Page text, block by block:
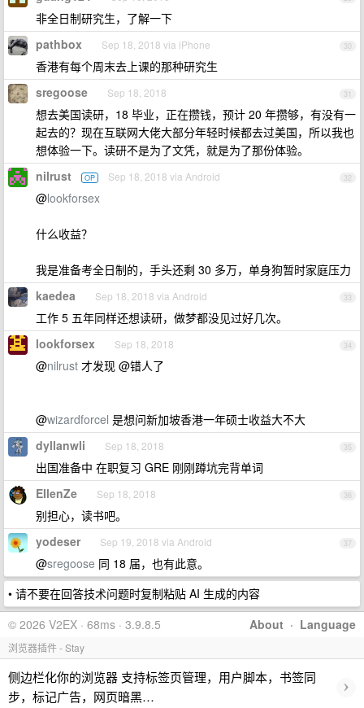
非全日制研究生，了解一下
30
pathbox Sep 18, 2018 via iPhone
香港有每个周末去上课的那种研究生
31
sregoose Sep 18, 2018
想去美国读研，18 毕业，正在攒钱，预计 20 年攒够，有没有一
起去的？现在互联网大佬大部分年轻时候都去过美国，所以我也
想体验一下。读研不是为了文凭，就是为了那份体验。
32
nilrust OP Sep 18, 2018 via Android
@lookforsex
什么收益？
我是准备考全日制的，手头还剩 30 多万，单身狗暂时家庭压力
33
kaedea Sep 18, 2018 via Android
工作 5 五年同样还想读研，做梦都没见过好几次。
34
lookforsex Sep 18, 2018
@nilrust 才发现 @错人了
@wizardforcel 是想问新加坡香港一年硕士收益大不大
35
dyllanwli Sep 18, 2018
出国准备中 在职复习 GRE 刚刚蹲坑完背单词
36
EIlenZe Sep 18, 2018
别担心，读书吧。
37
yodeser Sep 19, 2018 via Android
@sregoose 同 18 届，也有此意。
• 请不要在回答技术问题时复制粘贴 AI 生成的内容
About · Language
© 2026 V2EX · 68ms · 3.9.8.5
浏览器插件 - Stay
侧边栏化你的浏览器 支持标签页管理，用户脚本，书签同
步，标记广告，网页暗黑…
›